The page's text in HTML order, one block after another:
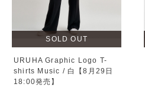
SOLD OUT
URUHA Graphic Logo T-
shirts Music / 白【8月29日
18:00発売】